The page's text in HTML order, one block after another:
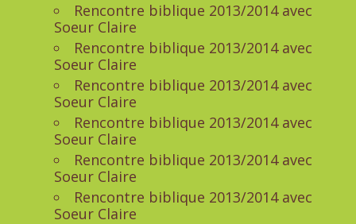
Rencontre biblique 2013/2014 avec
Soeur Claire
Rencontre biblique 2013/2014 avec
Soeur Claire
Rencontre biblique 2013/2014 avec
Soeur Claire
Rencontre biblique 2013/2014 avec
Soeur Claire
Rencontre biblique 2013/2014 avec
Soeur Claire
Rencontre biblique 2013/2014 avec
Soeur Claire